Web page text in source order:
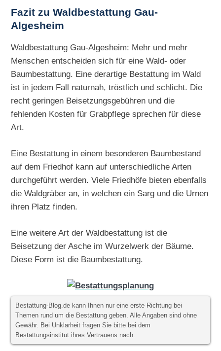
Fazit zu Waldbestattung Gau-
Algesheim
Waldbestattung Gau-Algesheim: Mehr und mehr
Menschen entscheiden sich für eine Wald- oder
Baumbestattung. Eine derartige Bestattung im Wald
ist in jedem Fall naturnah, tröstlich und schlicht. Die
recht geringen Beisetzungsgebühren und die
fehlenden Kosten für Grabpflege sprechen für diese
Art.
Eine Bestattung in einem besonderen Baumbestand
auf dem Friedhof kann auf unterschiedliche Arten
durchgeführt werden. Viele Friedhöfe bieten ebenfalls
die Waldgräber an, in welchen ein Sarg und die Urnen
ihren Platz finden.
Eine weitere Art der Waldbestattung ist die
Beisetzung der Asche im Wurzelwerk der Bäume.
Diese Form ist die Baumbestattung.
Bestattung-Blog.de kann Ihnen nur eine erste Richtung bei
Themen rund um die Bestattung geben. Alle Angaben sind ohne
Gewähr. Bei Unklarheit fragen Sie bitte bei dem
Bestattungsinstitut ihres Vertrauens nach.